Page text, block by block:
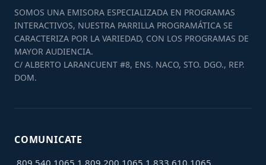
SOMOS UNA EMISORA ESPECIALIZADA EN PROGRAMAS
INTERACTIVOS, NUESTRA PARRILLA PROGRAMÁTICA SE
CARACTERIZA POR LA VARIEDAD, CON LOS PROGRAMAS DE
MAYOR AUDIENCIA.
C/ ALBERTO LARANCUENT #8, ENS. NACO, STO. DGO., REP.
DOM.
COMUNICATE